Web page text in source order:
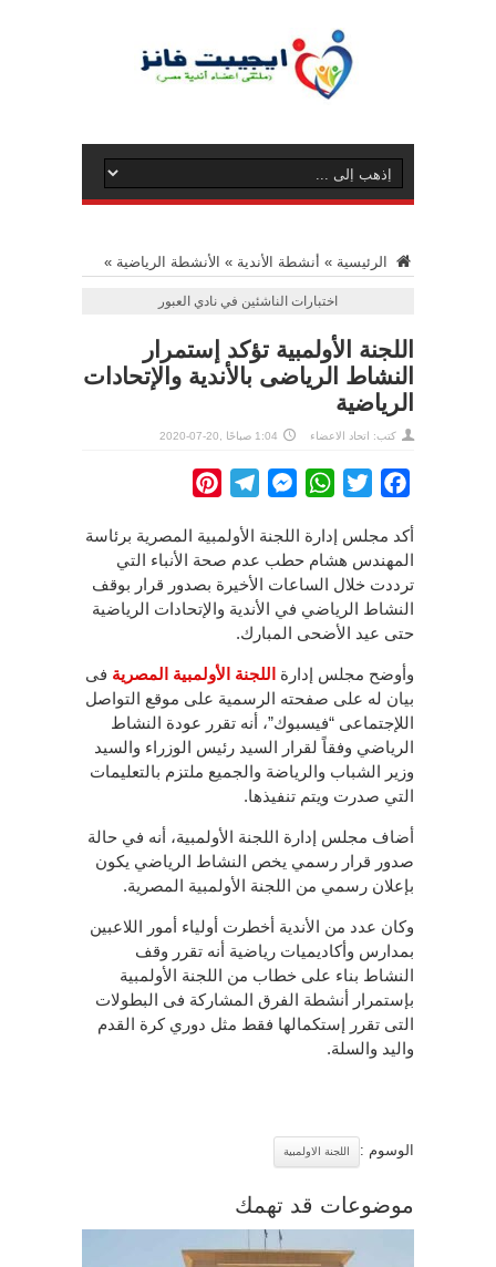
الرئيسية » أنشطة الأندية » الأنشطة الرياضية »
اختبارات الناشئين في نادي العبور
اللجنة الأولمبية تؤكد إستمرار
النشاط الرياضى بالأندية والإتحادات
الرياضية
كتب: اتحاد الاعضاء 1:04 صباحًا ,20-07-2020
Facebook
Twitter
WhatsApp
Messenger
Telegram
أكد مجلس إدارة اللجنة الأولمبية المصرية برئاسة
المهندس هشام حطب عدم صحة الأنباء التي
ترددت خلال الساعات الأخيرة بصدور قرار بوقف
النشاط الرياضي في الأندية والإتحادات الرياضية
حتى عيد الأضحى المبارك.
وأوضح مجلس إدارة اللجنة الأولمبية المصرية فى
بيان له على صفحته الرسمية على موقع التواصل
اللإجتماعى “فيسبوك”، أنه تقرر عودة النشاط
الرياضي وفقاً لقرار السيد رئيس الوزراء والسيد
وزير الشباب والرياضة والجميع ملتزم بالتعليمات
التي صدرت ويتم تنفيذها.
أضاف مجلس إدارة اللجنة الأولمبية، أنه في حالة
صدور قرار رسمي يخص النشاط الرياضي يكون
بإعلان رسمي من اللجنة الأولمبية المصرية.
وكان عدد من الأندية أخطرت أولياء أمور اللاعبين
بمدارس وأكاديميات رياضية أنه تقرر وقف
النشاط بناء على خطاب من اللجنة الأولمبية
بإستمرار أنشطة الفرق المشاركة فى البطولات
التى تقرر إستكمالها فقط مثل دوري كرة القدم
واليد والسلة.
الوسوم : اللجنة الاولمبية
موضوعات قد تهمك